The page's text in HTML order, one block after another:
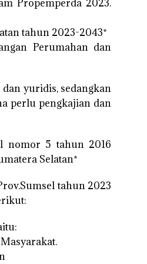
Propemperda 2023.
tahun 2023-2043*
Perumahan dan
yuridis, sedangkan
perlu pengkajian dan
nomor 5 tahun 2016
Selatan*
tahun 2023